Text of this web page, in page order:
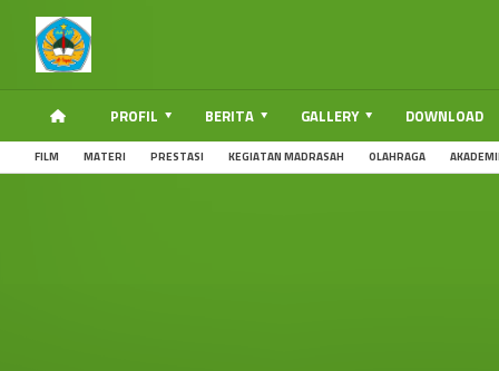
PROFIL BERITA GALLERY DOWNLOAD
FILM MATERI PRESTASI KEGIATAN MADRASAH OLAHRAGA